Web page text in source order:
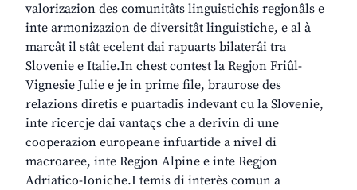
valorizazion des comunitâts linguistichis regjonâls e
inte armonizazion de diversitât linguistiche, e al à
marcât il stât ecelent dai rapuarts bilaterâi tra
Slovenie e Italie.In chest contest la Regjon Friûl-
Vignesie Julie e je in prime file, braurose des
relazions diretis e puartadis indevant cu la Slovenie,
inte ricercje dai vantaçs che a derivin di une
cooperazion europeane infuartide a nivel di
macroaree, inte Regjon Alpine e inte Regjon
Adriatico-Ioniche.I temis di interès comun a